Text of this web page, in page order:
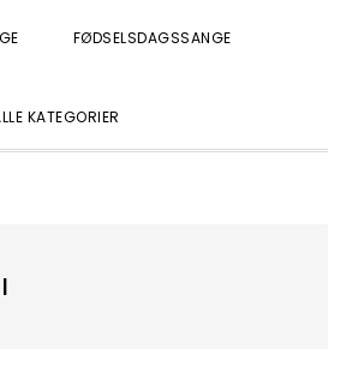
FØDSELSDAGSSANGE
KATEGORIER